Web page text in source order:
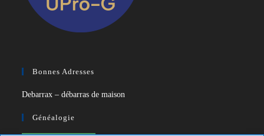
Bonnes Adresses
Debarrax – débarras de maison
Généalogie